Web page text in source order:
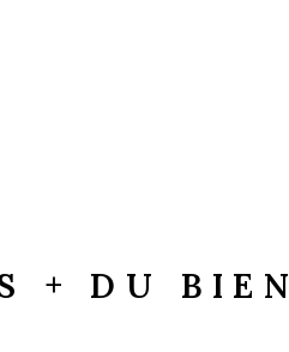
+ DU BIEN